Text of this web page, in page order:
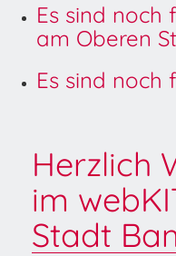
Es sind
am Oberen
Es sind
Herzlich
im
Stadt